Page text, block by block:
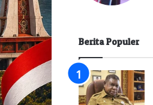
Berita Populer